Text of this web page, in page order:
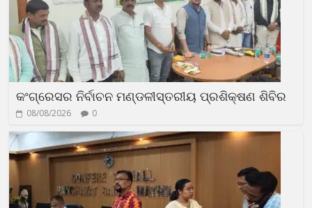
କଂଗ୍ରେସର ନିର୍ବାଚନ ମଣ୍ଡଳୀସ୍ତରୀୟ ପ୍ରଶିକ୍ଷଣ ଶିବିର
08/08/2026 0